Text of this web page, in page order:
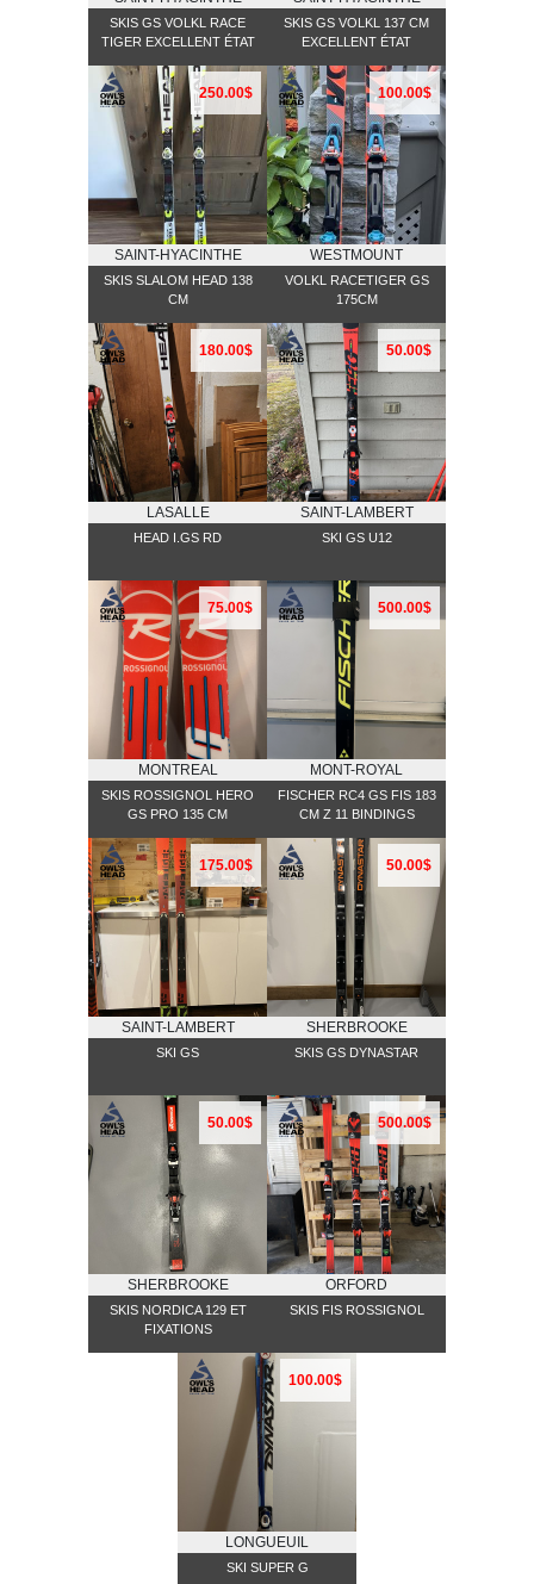
SKIS GS VOLKL RACE
TIGER EXCELLENT ÉTAT
SKIS GS VOLKL 137 CM
EXCELLENT ÉTAT
250.00$
SAINT-HYACINTHE
SKIS SLALOM HEAD 138
CM
100.00$
WESTMOUNT
VOLKL RACETIGER GS
175CM
180.00$
LASALLE
HEAD I.GS RD
50.00$
SAINT-LAMBERT
SKI GS U12
75.00$
MONTREAL
SKIS ROSSIGNOL HERO
GS PRO 135 CM
500.00$
MONT-ROYAL
FISCHER RC4 GS FIS 183
CM Z 11 BINDINGS
175.00$
SAINT-LAMBERT
SKI GS
50.00$
SHERBROOKE
SKIS GS DYNASTAR
50.00$
SHERBROOKE
SKIS NORDICA 129 ET
FIXATIONS
500.00$
ORFORD
SKIS FIS ROSSIGNOL
100.00$
LONGUEUIL
SKI SUPER G